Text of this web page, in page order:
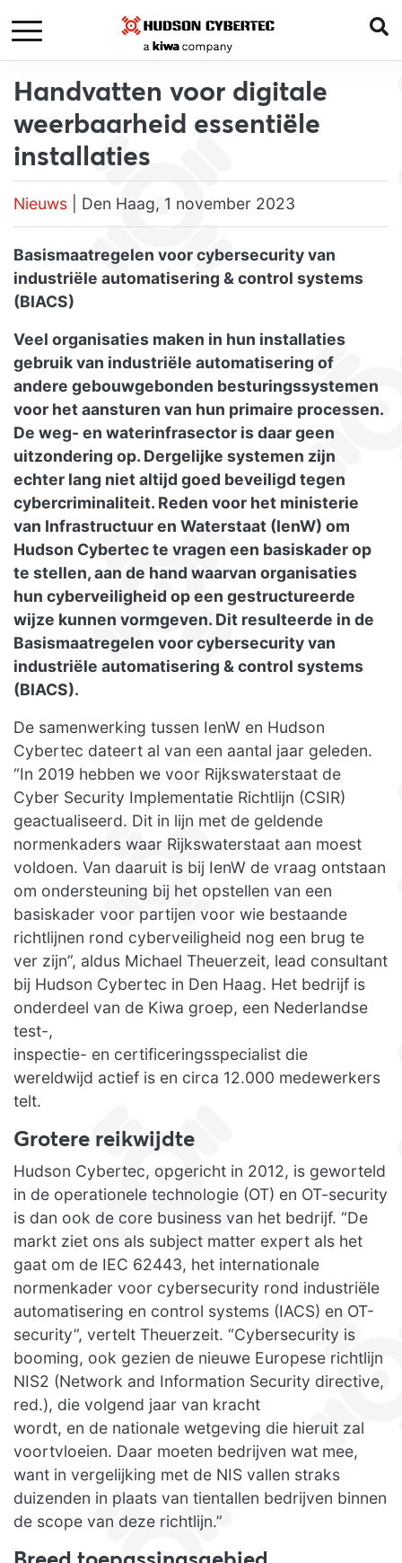
Handvatten voor digitale
weerbaarheid essentiële
installaties
Nieuws | Den Haag, 1 november 2023
Basismaatregelen voor cybersecurity van
industriële automatisering & control systems
(BIACS)
Veel organisaties maken in hun installaties
gebruik van industriële automatisering of
andere gebouwgebonden besturingssystemen
voor het aansturen van hun primaire processen.
De weg- en waterinfrasector is daar geen
uitzondering op. Dergelijke systemen zijn
echter lang niet altijd goed beveiligd tegen
cybercriminaliteit. Reden voor het ministerie
van Infrastructuur en Waterstaat (IenW) om
Hudson Cybertec te vragen een basiskader op
te stellen, aan de hand waarvan organisaties
hun cyberveiligheid op een gestructureerde
wijze kunnen vormgeven. Dit resulteerde in de
Basismaatregelen voor cybersecurity van
industriële automatisering & control systems
(BIACS).
De samenwerking tussen IenW en Hudson
Cybertec dateert al van een aantal jaar geleden.
“In 2019 hebben we voor Rijkswaterstaat de
Cyber Security Implementatie Richtlijn (CSIR)
geactualiseerd. Dit in lijn met de geldende
normenkaders waar Rijkswaterstaat aan moest
voldoen. Van daaruit is bij IenW de vraag ontstaan
om ondersteuning bij het opstellen van een
basiskader voor partijen voor wie bestaande
richtlijnen rond cyberveiligheid nog een brug te
ver zijn”, aldus Michael Theuerzeit, lead consultant
bij Hudson Cybertec in Den Haag. Het bedrijf is
onderdeel van de Kiwa groep, een Nederlandse
test-,
inspectie- en certificeringsspecialist die
wereldwijd actief is en circa 12.000 medewerkers
telt.
Grotere reikwijdte
Hudson Cybertec, opgericht in 2012, is geworteld
in de operationele technologie (OT) en OT-security
is dan ook de core business van het bedrijf. “De
markt ziet ons als subject matter expert als het
gaat om de IEC 62443, het internationale
normenkader voor cybersecurity rond industriële
automatisering en control systems (IACS) en OT-
security”, vertelt Theuerzeit. “Cybersecurity is
booming, ook gezien de nieuwe Europese richtlijn
NIS2 (Network and Information Security directive,
red.), die volgend jaar van kracht
wordt, en de nationale wetgeving die hieruit zal
voortvloeien. Daar moeten bedrijven wat mee,
want in vergelijking met de NIS vallen straks
duizenden in plaats van tientallen bedrijven binnen
de scope van deze richtlijn.”